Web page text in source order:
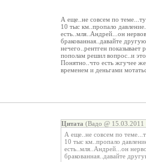
А еще..не совсем по
10 тыс км..пропало
есть..мля..Андрей...он
бракованная..давайте
нечего..рентген показывает
пополам решил вопрос..и
Понятно..что есть жгучее
временем и деньгами
Цитата (Вадо @ 15.03.2011
А еще..не совсем по
10 тыс км..пропало
есть..мля..Андрей...он
бракованная..давайте